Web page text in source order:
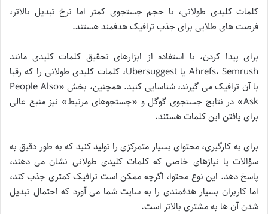
کلمات کلیدی طولانی، با حجم جستجوی کمتر اما نرخ تبدیل بالاتر،
فرصت های طلایی برای جذب ترافیک هدفمند هستند.
برای پیدا کردن، با استفاده از ابزارهای تحقیق کلمات کلیدی مانند
Ahrefs، Semrush یا Ubersuggest، کلمات کلیدی طولانی را که رقبا
با آن ترافیک می گیرند، شناسایی کنید. همچنین، بخش «People Also
Ask» در نتایج جستجوی گوگل و «جستجوهای مرتبط» نیز منبع عالی
برای یافتن این کلمات هستند.
برای به کارگیری، محتوای بسیار متمرکزی را تولید کنید که به طور دقیق به
سؤالات یا نیازهای خاصی که کلمات کلیدی طولانی نشان می دهند،
پاسخ دهد. این نوع محتوا، اگرچه ممکن است ترافیک کمتری جذب کند،
اما کاربران بسیار هدفمندی را به سایت شما می آورد که احتمال تبدیل
شدن آن ها به مشتری بالاتر است.